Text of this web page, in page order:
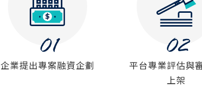
企業提出專案融資企劃
平台專業評估與
上架